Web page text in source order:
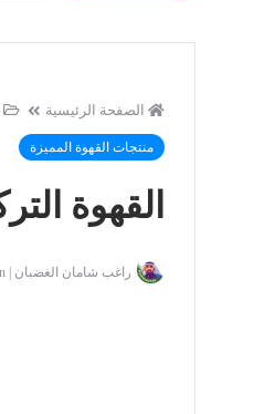
الصفحة الرئيسية
منتجات القهوة المميزة
القهوة
راغب شامان الغضبان | Ragheb Shaman Alghadban